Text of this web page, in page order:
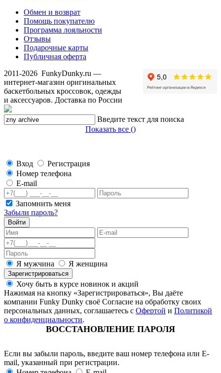
Обмен и возврат
Помощь покупателю
Программа лояльности
Отзывы
Подарочные карты
Публичная оферта
2011-2026 FunkyDunky.ru —
интернет-магазин оригинальных
баскетбольных кроссовок, одежды
и аксессуаров. Доставка по России
Введите текст для поиска
Показать все ()
Вход
Регистрация
Номер телефона
E-mail
Запомнить меня
Забыли пароль?
Войти
Я мужчина Я женщина
Зарегистрироваться
Хочу быть в курсе новинок и акций
Нажимая на кнопку «Зарегистрироваться», Вы даёте
компании Funky Dunky своё Согласие на обработку своих
персональных данных, соглашаетесь с Офертой и Политикой
о конфиденциальности.
ВОССТАНОВЛЕНИЕ ПАРОЛЯ
Если вы забыли пароль, введите ваш номер телефона или E-
mail, указанный при регистрации.